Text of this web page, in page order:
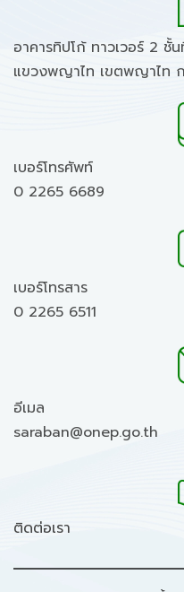
อาคารทิปโก้ ทาวเวอร์ 2 ชั้
แขวงพญาไท เขตพญาไท
เบอร์โทรศัพท์
0 2265 6689
เบอร์โทรสาร
0 2265 6511
อีเมล
saraban@onep.go.th
ติดต่อเรา